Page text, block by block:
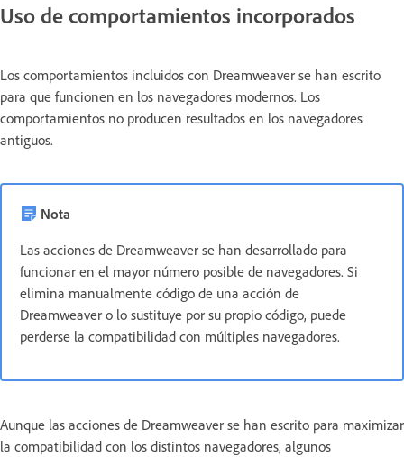
Uso de comportamientos incorporados
Los comportamientos incluidos con Dreamweaver se han escrito
para que funcionen en los navegadores modernos. Los
comportamientos no producen resultados en los navegadores
antiguos.
Nota
Las acciones de Dreamweaver se han desarrollado para
funcionar en el mayor número posible de navegadores. Si
elimina manualmente código de una acción de
Dreamweaver o lo sustituye por su propio código, puede
perderse la compatibilidad con múltiples navegadores.
Aunque las acciones de Dreamweaver se han escrito para maximizar
la compatibilidad con los distintos navegadores, algunos